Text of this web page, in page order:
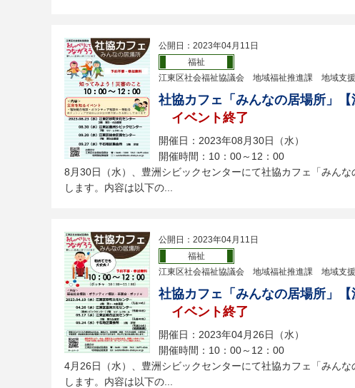
公開日：2023年04月11日
福祉
江東区社会福祉協議会 地域福祉推進課 地域支
社協カフェ「みんなの居場所」【
イベント終了
開催日：2023年08月30日（水）
開催時間：10：00～12：00
8月30日（水）、豊洲シビックセンターにて社協カフェ「みんな
します。内容は以下の...
公開日：2023年04月11日
福祉
江東区社会福祉協議会 地域福祉推進課 地域支
社協カフェ「みんなの居場所」【
イベント終了
開催日：2023年04月26日（水）
開催時間：10：00～12：00
4月26日（水）、豊洲シビックセンターにて社協カフェ「みんな
します。内容は以下の...